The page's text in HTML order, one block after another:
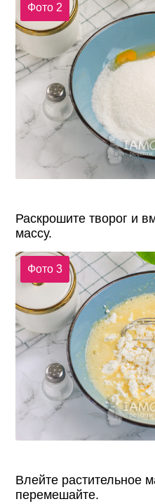
Фото 2
Раскрошите творог и
массу.
Фото 3
Влейте растительное
перемешайте.